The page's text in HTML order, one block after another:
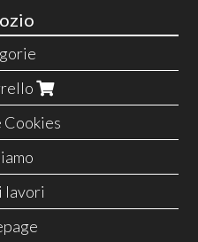
Cookies
lavori